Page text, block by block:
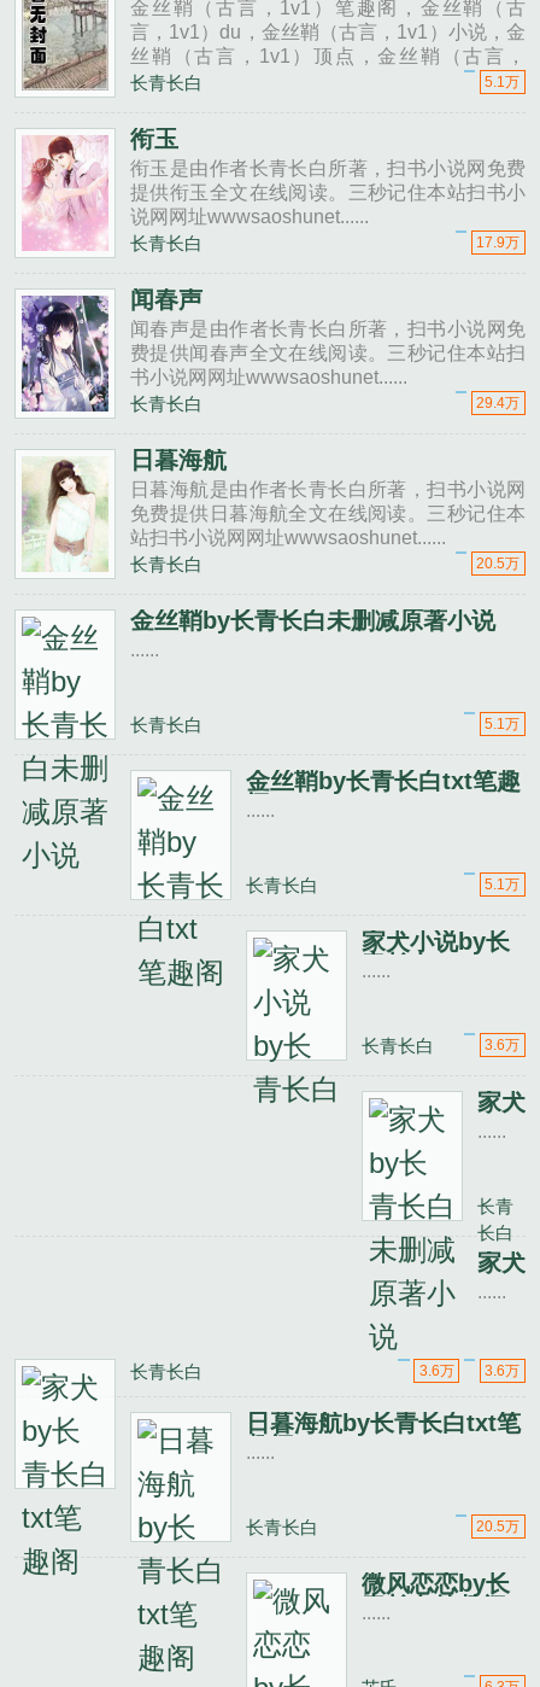
金丝鞘（古言，1v1）笔趣阁，金丝鞘（古
言，1v1）du，金丝鞘（古言，1v1）小说，金
丝鞘（古言，1v1）顶点，金丝鞘（古言，
1v1）长青长白，脑子有病的冷脸侍卫×钓系娇
冷，杀人于他而言......
长青长白 5.1万
衔玉
衔玉是由作者长青长白所著，扫书小说网免费
提供衔玉全文在线阅读。三秒记住本站扫书小
说网网址wwwsaoshunet......
长青长白 17.9万
闻春声
闻春声是由作者长青长白所著，扫书小说网免
费提供闻春声全文在线阅读。三秒记住本站扫
书小说网网址wwwsaoshunet......
长青长白 29.4万
日暮海航
日暮海航是由作者长青长白所著，扫书小说网
免费提供日暮海航全文在线阅读。三秒记住本
站扫书小说网网址wwwsaoshunet......
长青长白 20.5万
金丝鞘by长青长白未删减原著小说
......
长青长白 5.1万
金丝鞘by长青长白txt笔趣
......
长青长白 5.1万
家犬小说by长
......
长青长白 3.6万
家犬
未删
减原
著小
说
......
长青
长白
3.6万
家犬
txt
笔趣
......
长青长白 3.6万
日暮海航by长青长白txt笔
......
长青长白 20.5万
微风恋恋by长
......